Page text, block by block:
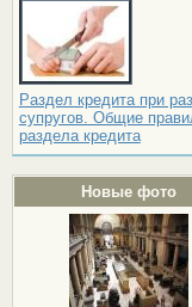
Раздел кредита при
супругов. Общие
раздела кредита
Новые фото